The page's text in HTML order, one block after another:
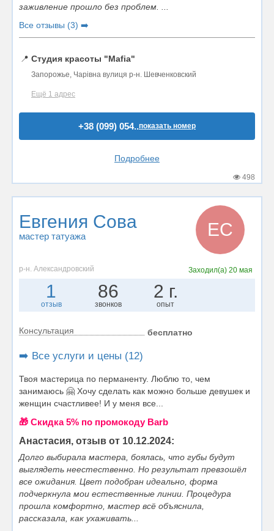
заживление прошло без проблем. ...
Все отзывы (3) ➡️
📍 Студия красоты "Mafia"
Запорожье, Чарівна вулиця р-н. Шевченковский
Ещё 1 адрес
+38 (099) 054..показать номер
Подробнее
498
Евгения Сова
мастер татуажа ЕС
р-н. Александровский Заходил(а) 20 мая
1
отзыв
86
звонков
2 г.
опыт
Консультация бесплатно
➡️ Все услуги и цены (12)
Твоя мастерица по перманенту. Люблю то, чем
занимаюсь 🤗 Хочу сделать как можно больше девушек и
женщин счастливее! И у меня все...
🎁 Cкидка 5% по промокоду Barb
Анастасия, отзыв от 10.12.2024:
Долго выбирала мастера, боялась, что губы будут
выглядеть неестественно. Но результат превзошёл
все ожидания. Цвет подобран идеально, форма
подчеркнула мои естественные линии. Процедура
прошла комфортно, мастер всё объяснила,
рассказала, как ухаживать...